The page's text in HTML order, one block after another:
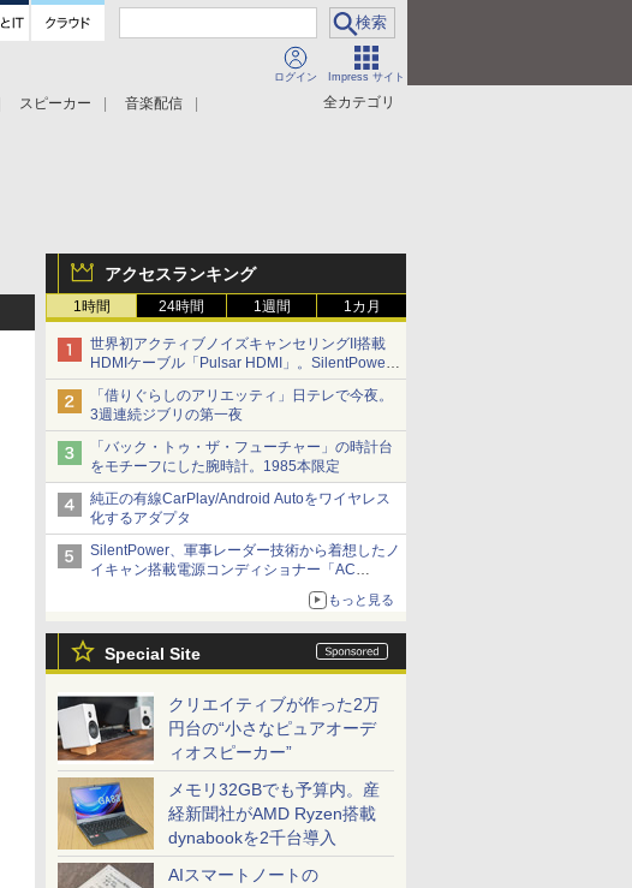
ログイン Impress サイト
全カテゴリ
スピーカー
音楽配信
アクセスランキング
1時間 24時間 1週間 1カ月
世界初アクティブノイズキャンセリングII搭載
HDMIケーブル「Pulsar HDMI」。SilentPower
から
「借りぐらしのアリエッティ」日テレで今夜。
3週連続ジブリの第一夜
「バック・トゥ・ザ・フューチャー」の時計台
をモチーフにした腕時計。1985本限定
純正の有線CarPlay/Android Autoをワイヤレス
化するアダプタ
SilentPower、軍事レーダー技術から着想したノ
イキャン搭載電源コンディショナー「AC
もっと見る
Special Site
クリエイティブが作った2万
円台の“小さなピュアオーデ
ィオスピーカー”
メモリ32GBでも予算内。産
経新聞社がAMD Ryzen搭載
dynabookを2千台導入
AIスマートノートの